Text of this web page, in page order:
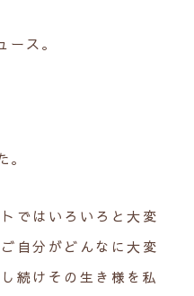
ス。
ではいろいろと大変
自分がどんなに大変
続けその生き様を私